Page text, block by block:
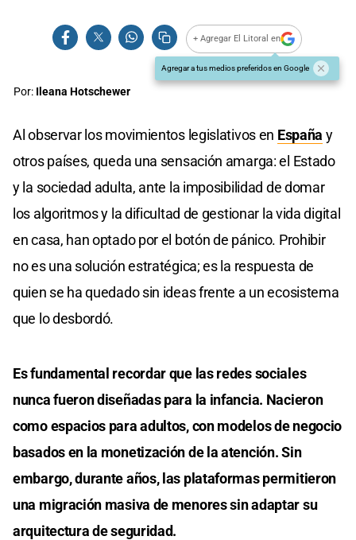
+ Agregar El Litoral en
Agregar a tus medios preferidos en Google
Por: Ileana Hotschewer
Al observar los movimientos legislativos en España y
otros países, queda una sensación amarga: el Estado
y la sociedad adulta, ante la imposibilidad de domar
los algoritmos y la dificultad de gestionar la vida digital
en casa, han optado por el botón de pánico. Prohibir
no es una solución estratégica; es la respuesta de
quien se ha quedado sin ideas frente a un ecosistema
que lo desbordó.
Es fundamental recordar que las redes sociales
nunca fueron diseñadas para la infancia. Nacieron
como espacios para adultos, con modelos de negocio
basados en la monetización de la atención. Sin
embargo, durante años, las plataformas permitieron
una migración masiva de menores sin adaptar su
arquitectura de seguridad.